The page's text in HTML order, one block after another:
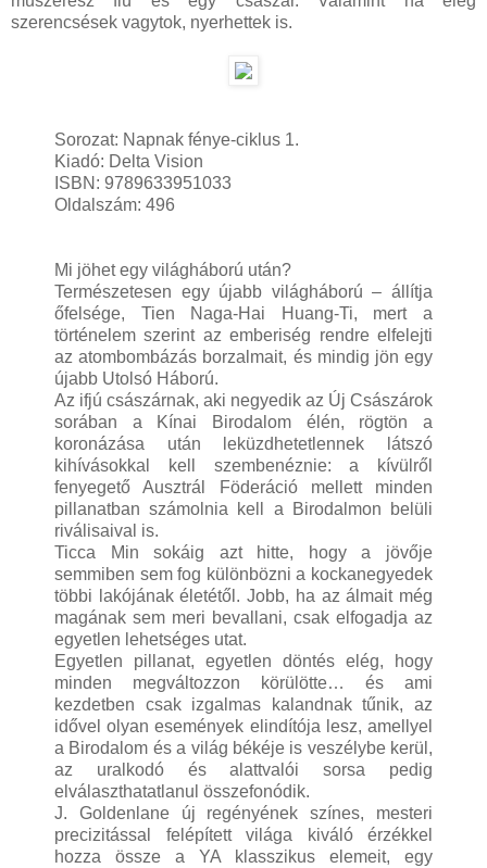
szerencsések vagytok, nyerhettek is.
Sorozat: Napnak fénye-ciklus 1.
Kiadó: Delta Vision
ISBN: 9789633951033
Oldalszám: 496
Mi ​jöhet egy világháború után?
Természetesen egy újabb világháború – állítja
őfelsége, Tien Naga-Hai Huang-Ti, mert a
történelem szerint az emberiség rendre elfelejti
az atombombázás borzalmait, és mindig jön egy
újabb Utolsó Háború.
Az ifjú császárnak, aki negyedik az Új Császárok
sorában a Kínai Birodalom élén, rögtön a
koronázása után leküzdhetetlennek látszó
kihívásokkal kell szembenéznie: a kívülről
fenyegető Ausztrál Föderáció mellett minden
pillanatban számolnia kell a Birodalmon belüli
riválisaival is.
Ticca Min sokáig azt hitte, hogy a jövője
semmiben sem fog különbözni a kockanegyedek
többi lakójának életétől. Jobb, ha az álmait még
magának sem meri bevallani, csak elfogadja az
egyetlen lehetséges utat.
Egyetlen pillanat, egyetlen döntés elég, hogy
minden megváltozzon körülötte… és ami
kezdetben csak izgalmas kalandnak tűnik, az
idővel olyan események elindítója lesz, amellyel
a Birodalom és a világ békéje is veszélybe kerül,
az uralkodó és alattvalói sorsa pedig
elválaszthatatlanul összefonódik.
J. Goldenlane új regényének színes, mesteri
precizitással felépített világa kiváló érzékkel
hozza össze a YA klasszikus elemeit, egy